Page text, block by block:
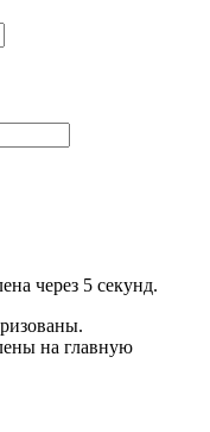
через 5 секунд.
на главную